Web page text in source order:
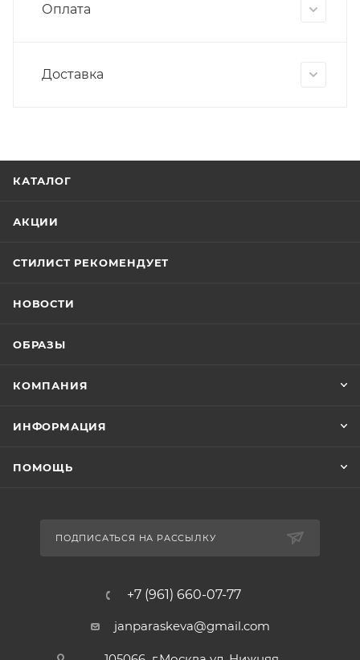
Оплата
Доставка
КАТАЛОГ
АКЦИИ
СТИЛИСТ РЕКОМЕНДУЕТ
НОВОСТИ
ОБРАЗЫ
КОМПАНИЯ
ИНФОРМАЦИЯ
ПОМОЩЬ
ПОДПИСАТЬСЯ НА РАССЫЛКУ
+7 (961) 660-07-77
janparaskeva@gmail.com